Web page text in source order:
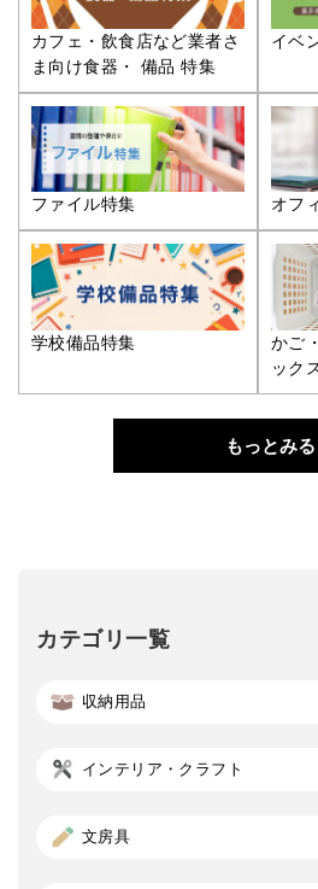
カフェ・飲食店など業者さ
ま向け食器・ 備品 特集
イベ
ファイル特集 オフ
学校備品特集
かご
ック
もっとみる
カテゴリ一覧
収納用品
インテリア・クラフト
文房具